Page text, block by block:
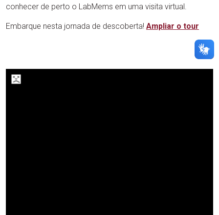
conhecer de perto o LabMems em uma visita virtual.
Embarque nesta jornada de descoberta! Ampliar o tour